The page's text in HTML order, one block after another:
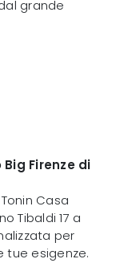
grande
Firenze di
Casa
Tibaldi 17 a
per
tue esigenze.